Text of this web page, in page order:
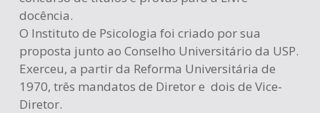
docência.
O Instituto de Psicologia foi criado por sua
proposta junto ao Conselho Universitário da USP.
Exerceu, a partir da Reforma Universitária de
1970, três mandatos de Diretor e dois de Vice-
Diretor.